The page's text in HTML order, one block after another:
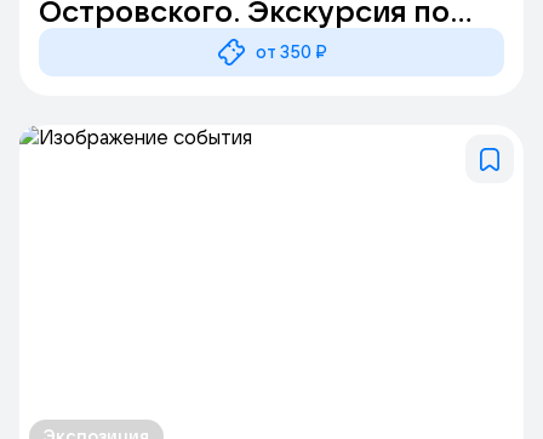
Островского. Экскурсия по
экспозиции
от 350 ₽